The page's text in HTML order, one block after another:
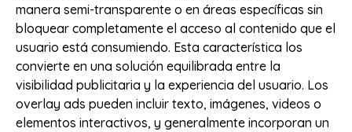
manera semi-transparente o en áreas específicas sin
bloquear completamente el acceso al contenido que el
usuario está consumiendo. Esta característica los
convierte en una solución equilibrada entre la
visibilidad publicitaria y la experiencia del usuario. Los
overlay ads pueden incluir texto, imágenes, videos o
elementos interactivos, y generalmente incorporan un